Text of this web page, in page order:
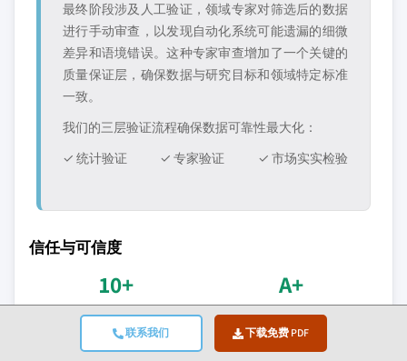
联系我们 下载免费 PDF
最终阶段涉及人工验证，领域专家对筛选后的数据
进行手动审查，以发现自动化系统可能遗漏的细微
差异和语境错误。这种专家审查增加了一个关键的
质量保证层，确保数据与研究目标和领域特定标准
一致。
我们的三层验证流程确保数据可靠性最大化：
✓ 统计验证
✓ 专家验证 ✓ 市场实实检验
信任与可信度
10+
服务年限
自成立以来持续提供服务
A+
BBB认证
专业标准和满意度